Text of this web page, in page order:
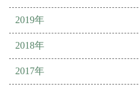
2019年
2018年
2017年